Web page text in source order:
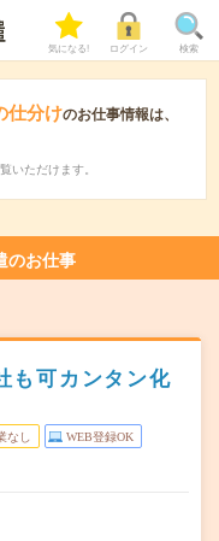
気になる! ログイン 検索
仕分けのお仕事情報は、
いただけます。
のお仕事
も可カンタン化
なし WEB登録OK